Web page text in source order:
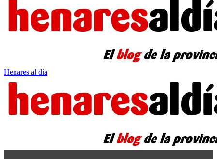
Henares al día